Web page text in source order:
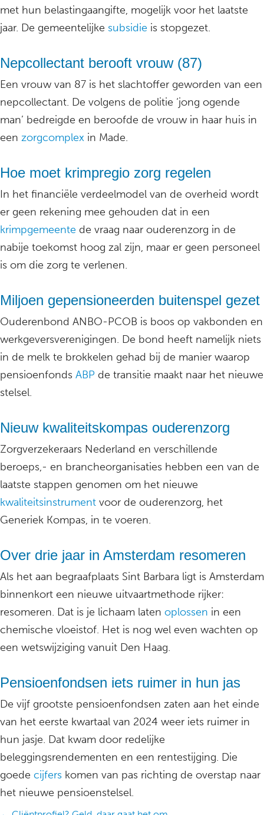
met hun belastingaangifte, mogelijk voor het laatste
jaar. De gemeentelijke subsidie is stopgezet.
Nepcollectant berooft vrouw (87)
Een vrouw van 87 is het slachtoffer geworden van een
nepcollectant. De volgens de politie ‘jong ogende
man’ bedreigde en beroofde de vrouw in haar huis in
een zorgcomplex in Made.
Hoe moet krimpregio zorg regelen
In het financiële verdeelmodel van de overheid wordt
er geen rekening mee gehouden dat in een
krimpgemeente de vraag naar ouderenzorg in de
nabije toekomst hoog zal zijn, maar er geen personeel
is om die zorg te verlenen.
Miljoen gepensioneerden buitenspel gezet
Ouderenbond ANBO-PCOB is boos op vakbonden en
werkgeversverenigingen. De bond heeft namelijk niets
in de melk te brokkelen gehad bij de manier waarop
pensioenfonds ABP de transitie maakt naar het nieuwe
stelsel.
Nieuw kwaliteitskompas ouderenzorg
Zorgverzekeraars Nederland en verschillende
beroeps,- en brancheorganisaties hebben een van de
laatste stappen genomen om het nieuwe
kwaliteitsinstrument voor de ouderenzorg, het
Generiek Kompas, in te voeren.
Over drie jaar in Amsterdam resomeren
Als het aan begraafplaats Sint Barbara ligt is Amsterdam
binnenkort een nieuwe uitvaartmethode rijker:
resomeren. Dat is je lichaam laten oplossen in een
chemische vloeistof. Het is nog wel even wachten op
een wetswijziging vanuit Den Haag.
Pensioenfondsen iets ruimer in hun jas
De vijf grootste pensioenfondsen zaten aan het einde
van het eerste kwartaal van 2024 weer iets ruimer in
hun jasje. Dat kwam door redelijke
beleggingsrendementen en een rentestijging. Die
goede cijfers komen van pas richting de overstap naar
het nieuwe pensioenstelsel.